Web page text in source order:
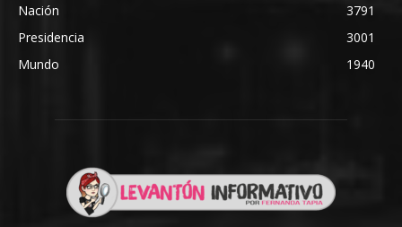
Nación
3791
Presidencia
3001
Mundo
1940